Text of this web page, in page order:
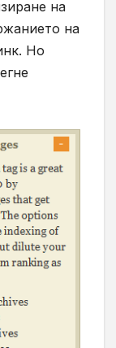
на
на
Но